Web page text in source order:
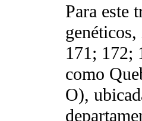
Para este
171; 172;
como
O),